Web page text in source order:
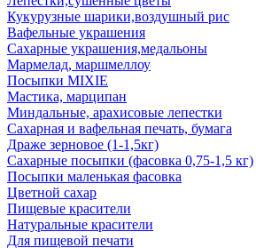
Кукурузные шарики,воздушный рис
Вафельные украшения
Сахарные украшения,медальоны
Мармелад, маршмеллоу
Посыпки MIXIE
Мастика, марципан
Миндальные, арахисовые лепестки
Сахарная и вафельная печать, бумага
Драже зерновое (1-1,5кг)
Сахарные посыпки (фасовка 0,75-1,5 кг)
Посыпки маленькая фасовка
Цветной сахар
Пищевые красители
Натуральные красители
Для пищевой печати